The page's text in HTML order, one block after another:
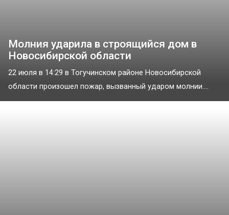
Молния ударила в строящийся дом в
Новосибирской области
22 июля в 14:29 в Тогучинском районе Новосибирской
области произошел пожар, вызванный ударом молнии....